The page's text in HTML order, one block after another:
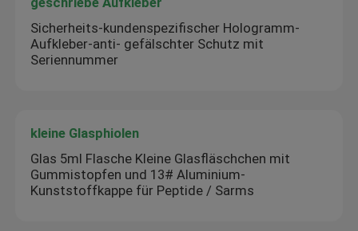
Sicherheits-kundenspezifischer Hologramm-
Aufkleber-anti- gefälschter Schutz mit
Seriennummer
kleine Glasphiolen
Glas 5ml Flasche Kleine Glasfläschchen mit
Gummistopfen und 13# Aluminium-
Kunststoffkappe für Peptide / Sarms